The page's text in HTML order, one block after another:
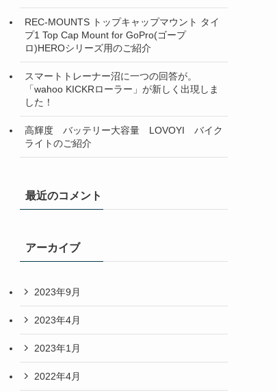
REC-MOUNTS トップキャップマウント タイ
プ1 Top Cap Mount for GoPro(ゴープ
ロ)HEROシリーズ用のご紹介
スマートトレーナー沼に一つの回答が。
「wahoo KICKRローラー」が新しく出現しま
した！
高輝度 バッテリー大容量 LOVOYI バイク
ライトのご紹介
最近のコメント
アーカイブ
2023年9月
2023年4月
2023年1月
2022年4月